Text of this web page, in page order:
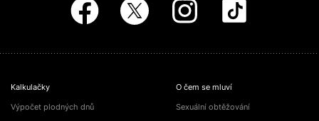
Kalkulačky
Výpočet plodných dnů
O čem se mluví
Sexuální obtěžování